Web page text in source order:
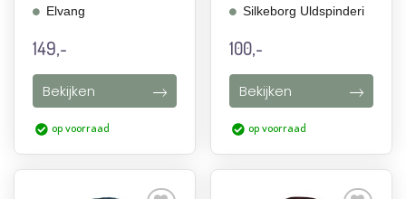
Elvang
149,-
Bekijken
op voorraad
Silkeborg Uldspinderi
100,-
Bekijken
op voorraad